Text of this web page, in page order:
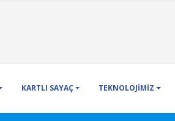
KARTLI SAYAÇ TEKNOLOJİMİZ